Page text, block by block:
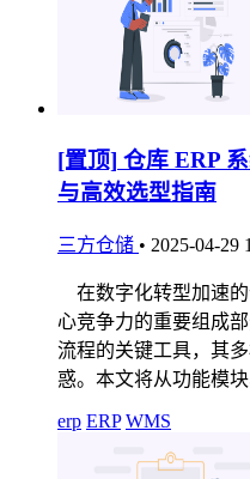
[置顶] 仓库 ERP
与高效选型指南
三方仓储 • 2025-04-29
在数字化转型加速
心竞争力的重要组成
流程的关键工具，其
惑。本文将从功能模
erp ERP WMS